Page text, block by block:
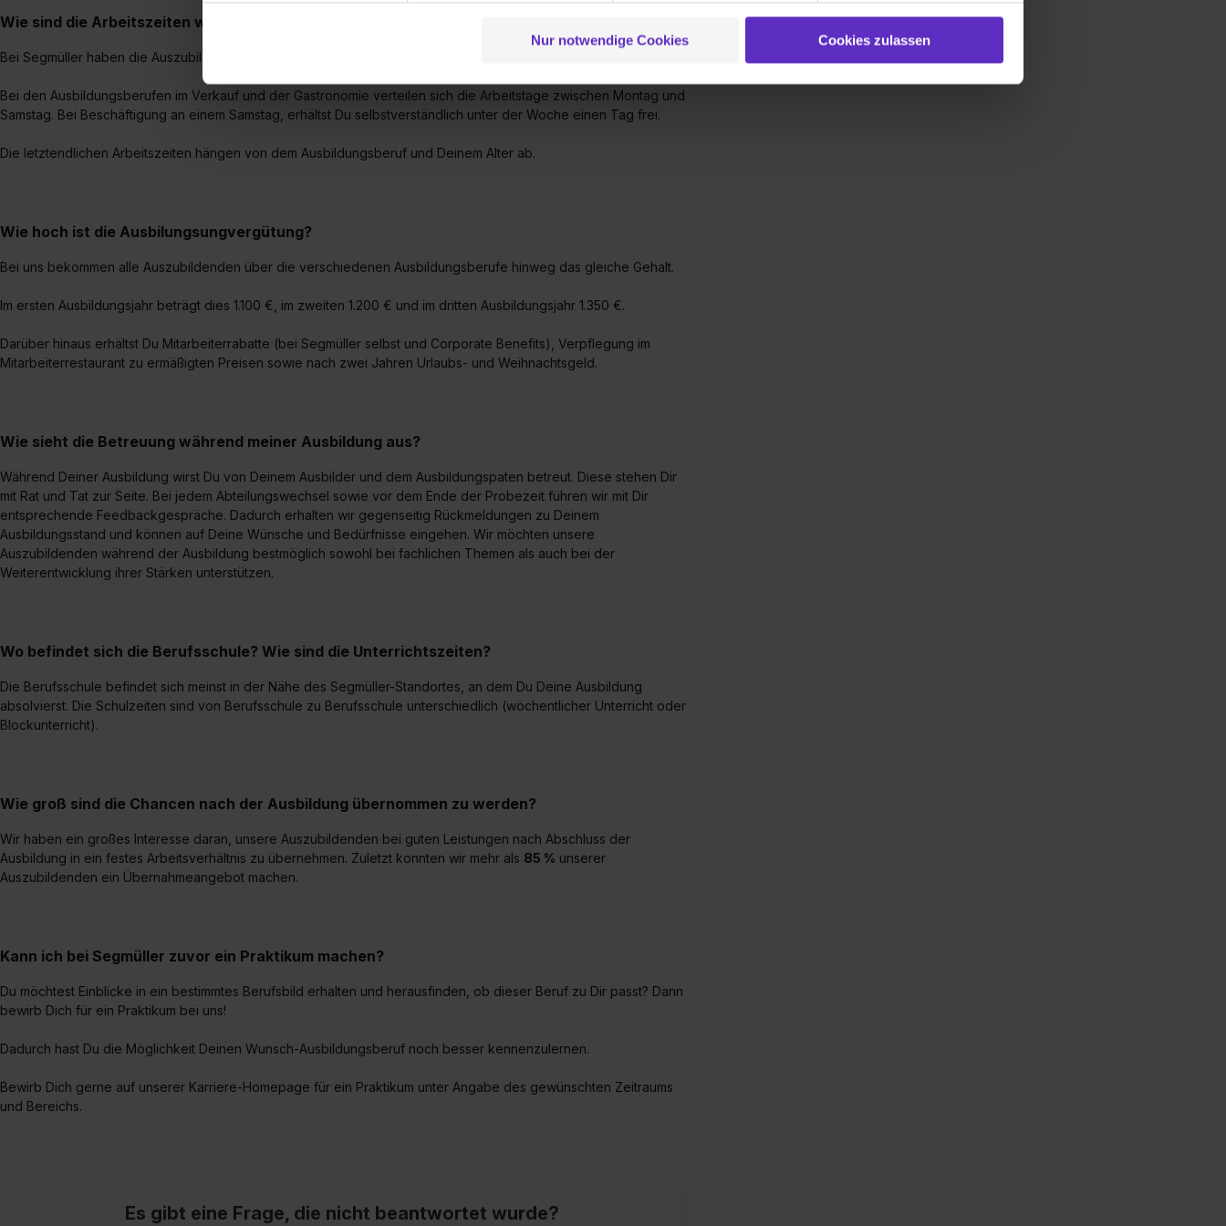
zu. . In diesem Fall sowie bei der separaten Aktivierung von „Social Media und Marketing“ bist du auch damit
einverstanden, dass dir nach Setzen der Cookies externe Inhalte (z.B. Videos oder Posts) angezeigt und hierfür
Erlaubnis hierfür kannst du auch später noch im Einzelfall bei dem jeweiligen Inhalt erteilen. Willst du nur bestimmte
Verwendungszwecke zulassen, triff deine Auswahl über die Checkboxen und klick auf „Auswahl erlauben“. Die
umfasst hierbei die Einwilligung zur Übermittlung deiner Daten in die USA (Art. 49 Abs. 1 S. 1 lit. a) DS-GVO). Die USA
„Datenschutz-Einstellungen“ widerrufen. Weitere Informationen zu den einzelnen Cookies findest du durch Klick auf
Nur notwendige Cookies Cookies zulassen
Wie sind die Arbeitszeiten während der Ausbildung?
Bei Segmüller haben die Auszubildenden eine 37,5-Stunden-Woche und arbeiten an 5 Tagen in der Woche.
Bei den Ausbildungsberufen im Verkauf und der Gastronomie verteilen sich die Arbeitstage zwischen Montag und
Samstag. Bei Beschäftigung an einem Samstag, erhältst Du selbstverständlich unter der Woche einen Tag frei.
Die letztendlichen Arbeitszeiten hängen von dem Ausbildungsberuf und Deinem Alter ab.
Wie hoch ist die Ausbilungsungvergütung?
Bei uns bekommen alle Auszubildenden über die verschiedenen Ausbildungsberufe hinweg das gleiche Gehalt.
Im ersten Ausbildungsjahr beträgt dies 1.100 €, im zweiten 1.200 € und im dritten Ausbildungsjahr 1.350 €.
Darüber hinaus erhältst Du Mitarbeiterrabatte (bei Segmüller selbst und Corporate Benefits), Verpflegung im
Mitarbeiterrestaurant zu ermäßigten Preisen sowie nach zwei Jahren Urlaubs- und Weihnachtsgeld.
Wie sieht die Betreuung während meiner Ausbildung aus?
Während Deiner Ausbildung wirst Du von Deinem Ausbilder und dem Ausbildungspaten betreut. Diese stehen Dir
mit Rat und Tat zur Seite. Bei jedem Abteilungswechsel sowie vor dem Ende der Probezeit führen wir mit Dir
entsprechende Feedbackgespräche. Dadurch erhalten wir gegenseitig Rückmeldungen zu Deinem
Ausbildungsstand und können auf Deine Wünsche und Bedürfnisse eingehen. Wir möchten unsere
Auszubildenden während der Ausbildung bestmöglich sowohl bei fachlichen Themen als auch bei der
Weiterentwicklung ihrer Stärken unterstützen.
Wo befindet sich die Berufsschule? Wie sind die Unterrichtszeiten?
Die Berufsschule befindet sich meinst in der Nähe des Segmüller-Standortes, an dem Du Deine Ausbildung
absolvierst. Die Schulzeiten sind von Berufsschule zu Berufsschule unterschiedlich (wöchentlicher Unterricht oder
Blockunterricht).
Wie groß sind die Chancen nach der Ausbildung übernommen zu werden?
Wir haben ein großes Interesse daran, unsere Auszubildenden bei guten Leistungen nach Abschluss der
Ausbildung in ein festes Arbeitsverhältnis zu übernehmen. Zuletzt konnten wir mehr als 85 % unserer
Auszubildenden ein Übernahmeangebot machen.
Kann ich bei Segmüller zuvor ein Praktikum machen?
Du möchtest Einblicke in ein bestimmtes Berufsbild erhalten und herausfinden, ob dieser Beruf zu Dir passt? Dann
bewirb Dich für ein Praktikum bei uns!
Dadurch hast Du die Möglichkeit Deinen Wunsch-Ausbildungsberuf noch besser kennenzulernen.
Bewirb Dich gerne auf unserer Karriere-Homepage für ein Praktikum unter Angabe des gewünschten Zeitraums
und Bereichs.
Es gibt eine Frage, die nicht beantwortet wurde?